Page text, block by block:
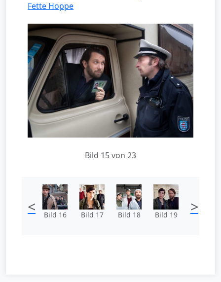
Fette Hoppe
Bild 15 von 23
< Bild 16 Bild 17 Bild 18 Bild 19 >